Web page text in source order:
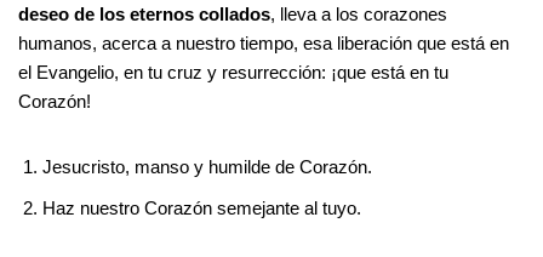
deseo de los eternos collados, lleva a los corazones
humanos, acerca a nuestro tiempo, esa liberación que está en
el Evangelio, en tu cruz y resurrección: ¡que está en tu
Corazón!
Jesucristo, manso y humilde de Corazón.
Haz nuestro Corazón semejante al tuyo.